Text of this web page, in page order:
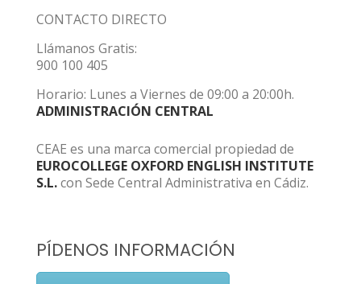
CONTACTO DIRECTO
Llámanos Gratis:
900 100 405
Horario: Lunes a Viernes de 09:00 a 20:00h.
ADMINISTRACIÓN CENTRAL
CEAE es una marca comercial propiedad de
EUROCOLLEGE OXFORD ENGLISH INSTITUTE
S.L.con Sede Central Administrativa en Cádiz.
PÍDENOS INFORMACIÓN